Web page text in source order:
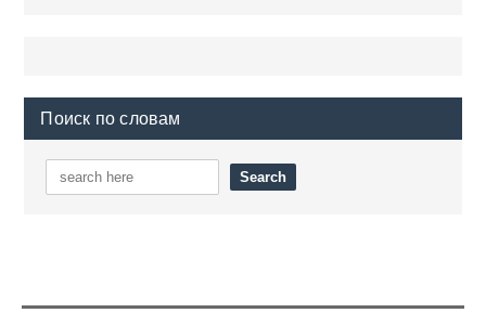
Поиск по словам